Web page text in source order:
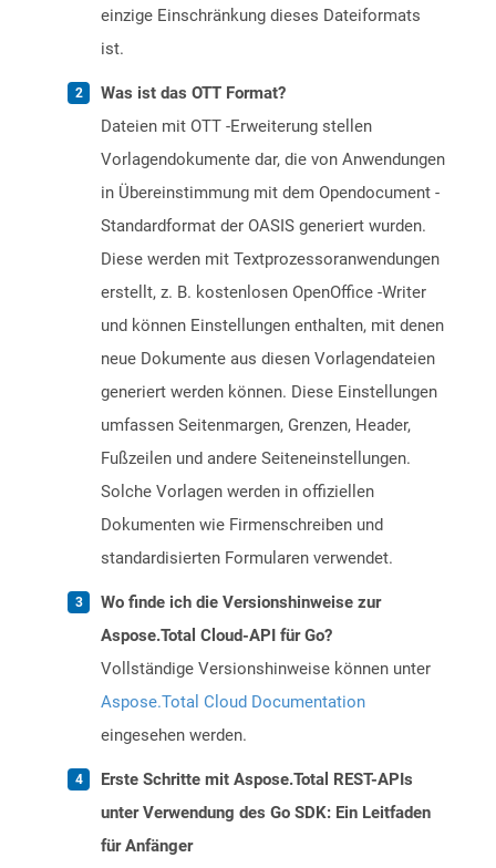
einzige Einschränkung dieses Dateiformats
ist.
Was ist das OTT Format?
Dateien mit OTT -Erweiterung stellen
Vorlagendokumente dar, die von Anwendungen
in Übereinstimmung mit dem Opendocument -
Standardformat der OASIS generiert wurden.
Diese werden mit Textprozessoranwendungen
erstellt, z. B. kostenlosen OpenOffice -Writer
und können Einstellungen enthalten, mit denen
neue Dokumente aus diesen Vorlagendateien
generiert werden können. Diese Einstellungen
umfassen Seitenmargen, Grenzen, Header,
Fußzeilen und andere Seiteneinstellungen.
Solche Vorlagen werden in offiziellen
Dokumenten wie Firmenschreiben und
standardisierten Formularen verwendet.
Wo finde ich die Versionshinweise zur
Aspose.Total Cloud-API für Go?
Vollständige Versionshinweise können unter
Aspose.Total Cloud Documentation
eingesehen werden.
Erste Schritte mit Aspose.Total REST-APIs
unter Verwendung des Go SDK: Ein Leitfaden
für Anfänger